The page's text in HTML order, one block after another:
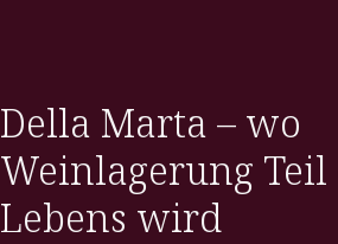
Della Marta – wo
Weinlagerung Teil
Lebens wird